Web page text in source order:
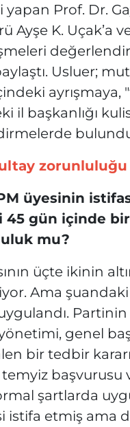
Prof. Dr.
Ayşe K. Uçak’a
Usluer;
ayrışmaya,
il başkanlığı
zorunluluğu
üyesinin
gün içinde
mu?
üçte ikinin
Ama
Partinin
genel
bir tedbir
temyiz başvurusu
şartlarda
istifa etmiş ama